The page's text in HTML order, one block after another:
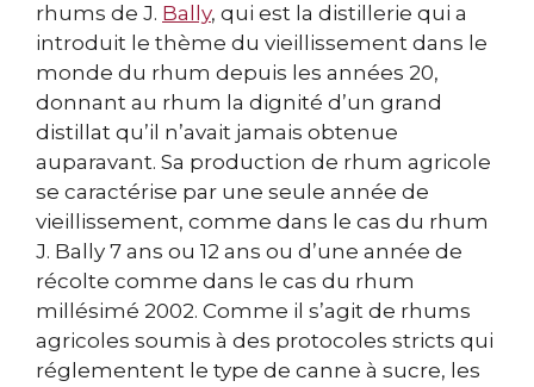
rhums de J. Bally, qui est la distillerie qui a
introduit le thème du vieillissement dans le
monde du rhum depuis les années 20,
donnant au rhum la dignité d’un grand
distillat qu’il n’avait jamais obtenue
auparavant. Sa production de rhum agricole
se caractérise par une seule année de
vieillissement, comme dans le cas du rhum
J. Bally 7 ans ou 12 ans ou d’une année de
récolte comme dans le cas du rhum
millésimé 2002. Comme il s’agit de rhums
agricoles soumis à des protocoles stricts qui
réglementent le type de canne à sucre, les